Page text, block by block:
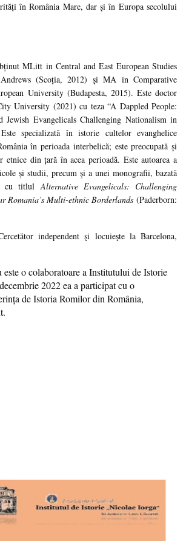
în România Mare, dar şi în Europa secolului
MLitt in Central and East European Studies
(Scoţia, 2012) şi MA in Comparative
University (Budapesta, 2015). Este doctor
University (2021) cu teza “A Dappled People:
Jewish Evangelicals Challenging Nationalism in
specializată în istorie cultelor evanghelice
în perioada interbelică; este preocupată şi
din ţară în acea perioadă. Este autoarea a
şi studii, precum şi a unei monografii, bazată
cu titlulAlternative Evangelicals: Challenging
Romania’s Multi-ethnic Borderlands (Paderborn:
independent şi locuieşte la Barcelona,
o colaboratoare a Institutului de Istorie
2022 ea a participat cu o
de Istoria Romilor din România,